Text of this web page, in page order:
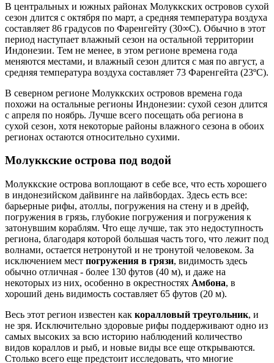
В центральных и южных районах Молуккских островов сухой
сезон длится с октября по март, а средняя температура воздуха
составляет 86 градусов по Фаренгейту (30∞C). Обычно в этот
период наступает влажный сезон на остальной территории
Индонезии. Тем не менее, в этом регионе времена года
меняются местами, и влажный сезон длится с мая по август, а
средняя температура воздуха составляет 73 Фаренгейта (23ºC).
В северном регионе Молуккских островов времена года
похожи на остальные регионы Индонезии: сухой сезон длится
с апреля по ноябрь. Лучше всего посещать оба региона в
сухой сезон, хотя некоторые районы влажного сезона в обоих
регионах остаются относительно сухими.
Молуккские острова под водой
Молуккские острова воплощают в себе все, что есть хорошего
в индонезийском дайвинге на лайвбордах. Здесь есть все:
барьерные рифы, атоллы, погружения на стену и в дрейф,
погружения в грязь, глубокие погружения и погружения к
затонувшим кораблям. Что еще лучше, так это недоступность
региона, благодаря которой большая часть того, что лежит под
волнами, остается нетронутой и не тронутой человеком. За
исключением мест погружения в грязи, видимость здесь
обычно отличная - более 130 футов (40 м), и даже на
некоторых из них, особенно в окрестностях Амбона, в
хороший день видимость составляет 65 футов (20 м).
Весь этот регион известен как коралловый треугольник, и
не зря. Исключительно здоровые рифы поддерживают одно из
самых высоких за всю историю наблюдений количество
видов кораллов и рыб, и новые виды все еще открываются.
Столько всего еще предстоит исследовать, что многие